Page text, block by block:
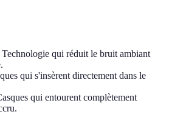
Technologie qui réduit le bruit ambiant
qui s'insèrent directement dans le
qui entourent complètement